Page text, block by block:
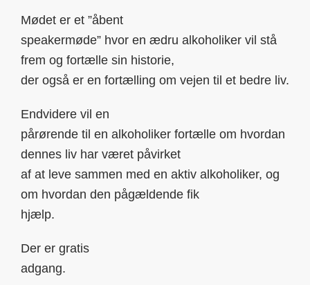
Mødet er et ”åbent
speakermøde” hvor en ædru alkoholiker vil stå
frem og fortælle sin historie,
der også er en fortælling om vejen til et bedre liv.
Endvidere vil en
pårørende til en alkoholiker fortælle om hvordan
dennes liv har været påvirket
af at leve sammen med en aktiv alkoholiker, og
om hvordan den pågældende fik
hjælp.
Der er gratis
adgang.